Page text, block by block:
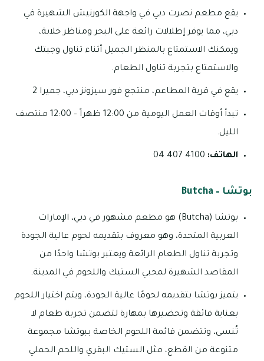
يقع مطعم نصرت دبي في واجهة الكورنيش الشهيرة في
دبي، مما يوفر إطلالات رائعة على البحر ومناظر خلابة،
ويمكنك الاستمتاع بالمنظر الجميل أثناء تناول وجبتك
والاستمتاع بتجربة تناول الطعام.
يقع في قرية المطاعم، منتجع فور سيزونز دبي، جميرا 2
تبدأ أوقات العمل اليومية من 12:00 ظهراً – 12:00 منتصف
الليل.
الهاتف:
بوتشا – Butcha
بوتشا (Butcha) هو مطعم مشهور في دبي، الإمارات
العربية المتحدة، وهو معروف بتقديمه لحوم عالية الجودة
وتجربة تناول الطعام الرائعة ويعتبر بوتشا واحدًا من
المقاصد الشهيرة لمحبي الستيك واللحوم في المدينة.
يتميز بوتشا بتقديمه لحومًا عالية الجودة، ويتم اختيار اللحوم
بعناية فائقة وتحضيرها بمهارة لتضمن تجربة طعام لا
تُنسى، وتتضمن قائمة اللحوم الخاصة ببوتشا مجموعة
متنوعة من القطع، مثل الستيك البقري واللحم الحملي